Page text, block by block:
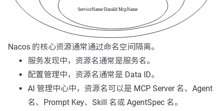
Nacos 的核心资源通常通过命名空间隔离。
服务发现中，资源名通常是服务名。
配置管理中，资源名通常是 Data ID。
AI 管理中心中，资源名可以是 MCP Server 名、Agent
名、Prompt Key、Skill 名或 AgentSpec 名。